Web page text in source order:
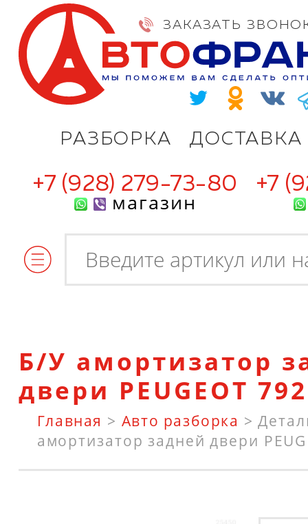
РАЗБОРКА ДОСТАВКА
ЗАКАЗАТЬ
+7 (928) 279-73-80
магазин
+7
Б/У амортизатор
двери PEUGEOT
Главная > Авто разборка >
амортизатор задней двери